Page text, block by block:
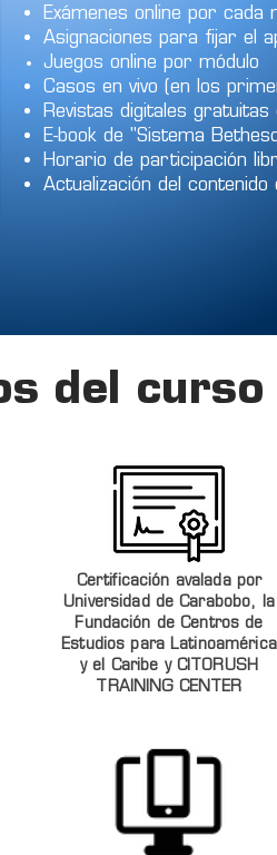
Exámenes online por cada
Asignaciones para fijar el
Juegos online por módulo
Casos en vivo (en los
Revistas digitales
E-book de "Sistema
Horario de participación
Actualización del
del curso
Certificación avalada por
Universidad de Carabobo, la
Fundación de Centros de
Estudios para Latinoamérica
y el Caribe y CITORUSH
TRAINING CENTER